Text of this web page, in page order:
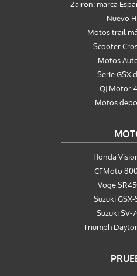
Zairon: marca
Nuevo
Motos trail
Scooter
Motos
Serie GSX
QJ Motor
Motos
Honda
CFMoto
Voge
Suzuki GSX-
Suzuki SV-
Triumph